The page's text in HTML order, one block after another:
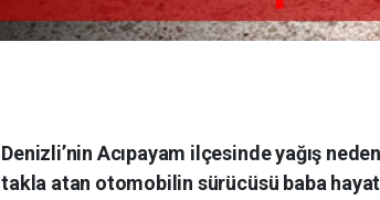
Denizli’nin Acıpayam ilçesinde yağış
takla atan otomobilin sürücüsü baba